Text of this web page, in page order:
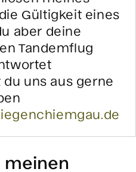
Gültigkeit eines
aber deine
Tandemflug
uns aus gerne
meinen